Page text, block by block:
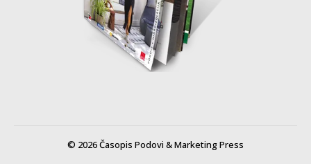
© 2026 Časopis Podovi & Marketing Press